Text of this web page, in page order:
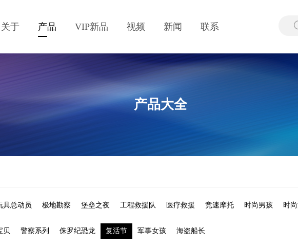
关于 产品 VIP新品 视频 新闻 联系
产品大全
具总动员 极地勘察 堡垒之夜 工程救援队 医疗救援 竞速摩托 时尚男孩 时
贝 警察系列 侏罗纪恐龙 复活节 军事女孩 海盗船长